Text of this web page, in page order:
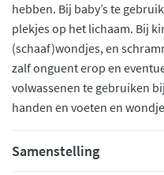
hebben. Bij baby’s te
plekjes op het lichaam. Bij
(schaaf)wondjes, en
zalf onguent erop en
volwassenen te gebruiken
handen en voeten en
Samenstelling